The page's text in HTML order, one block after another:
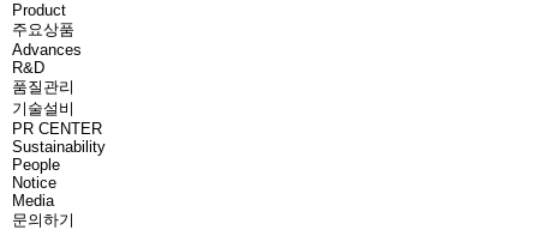
Product
주요상품
Advances
R&D
품질관리
기술설비
PR CENTER
Sustainability
People
Notice
Media
문의하기